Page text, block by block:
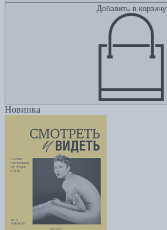
Добавить в корзину
Новинка